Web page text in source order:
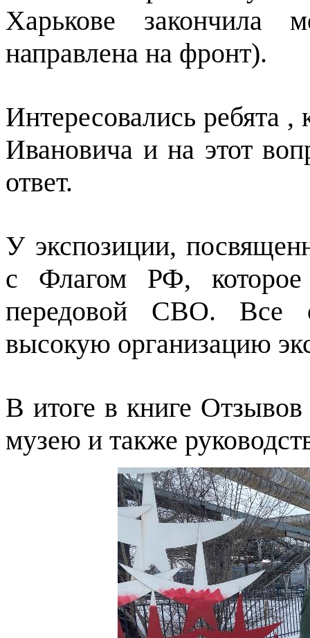
Харькове закончила
направлена на фронт).
Интересовались ребята
Ивановича и на этот
ответ.
У экспозиции,
с Флагом РФ,
передовой СВО. Все
высокую организацию
В итоге в книге Отзывов
музею и также